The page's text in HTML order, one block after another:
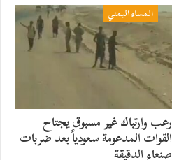
المساء اليمني
رعب وارتباك غير مسبوق يجتاح
القوات المدعومة سعودياً بعد ضربات
صنعاء الدقيقة